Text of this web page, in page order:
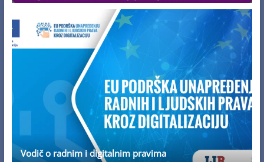
Vodič o radnim i digitalnim pravima